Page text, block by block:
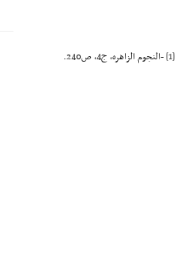
[1] -النجوم الزاهره، ج4، ص240.